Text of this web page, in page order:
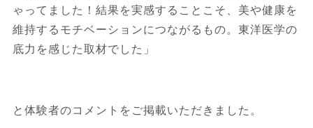
ゃってました！結果を実感することこそ、美や健康を
維持するモチベーションにつながるもの。東洋医学の
底力を感じた取材でした」
と体験者のコメントをご掲載いただきました。